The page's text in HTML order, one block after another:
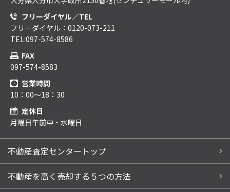
フリーダイヤル／TEL
フリーダイヤル：0120-073-211
TEL:097-574-8586
FAX
097-574-8583
営業時間
10：00～18：30
定休日
月曜日午前中・水曜日
不動産査定センタートップ
不動産を高く売却する５つの方法